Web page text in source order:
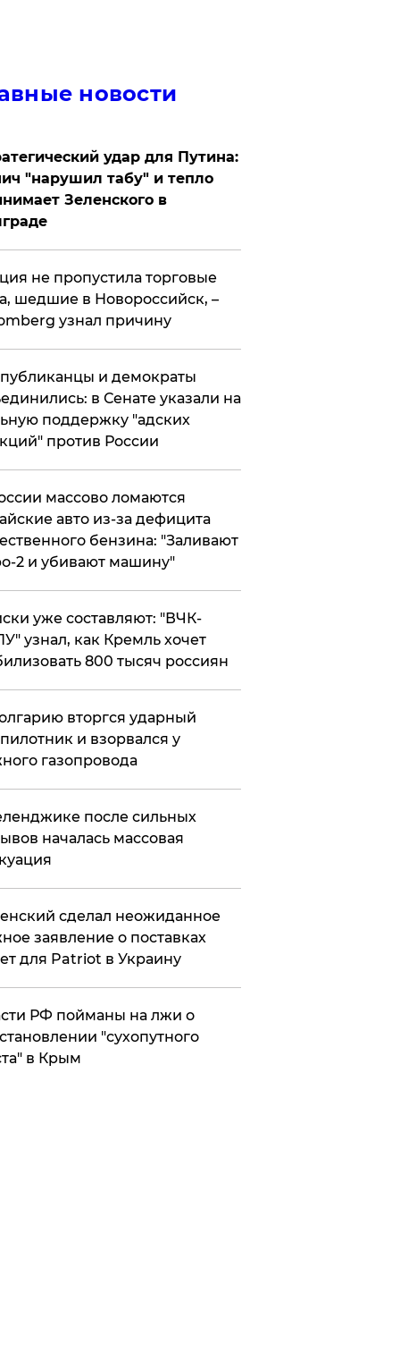
новости
удар для Путина:
"нарушил табу" и тепло
Зеленского в
не пропустила торговые
шедшие в Новороссийск, –
узнал причину
и демократы
в Сенате указали на
поддержку "адских
против России
массово ломаются
авто из-за дефицита
бензина: "Заливают
2 и убивают машину"
уже составляют: "ВЧК-
узнал, как Кремль хочет
800 тысяч россиян
вторгся ударный
и взорвался у
газопровода
после сильных
началась массовая
сделал неожиданное
заявление о поставках
для Patriot в Украину
РФ пойманы на лжи о
"сухопутного
в Крым